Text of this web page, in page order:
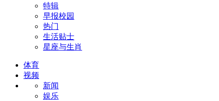
特辑
早报校园
热门
生活贴士
星座与生肖
体育
视频
新闻
娱乐